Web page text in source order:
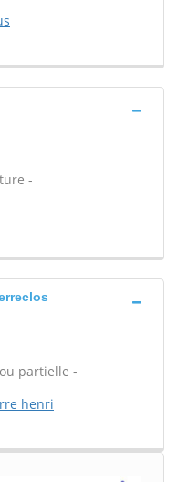
-
partielle -
henri